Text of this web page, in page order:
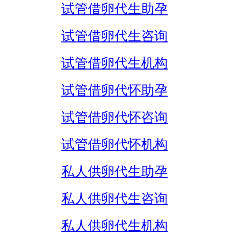
试管借卵代生助孕
试管借卵代生咨询
试管借卵代生机构
试管借卵代怀助孕
试管借卵代怀咨询
试管借卵代怀机构
私人供卵代生助孕
私人供卵代生咨询
私人供卵代生机构